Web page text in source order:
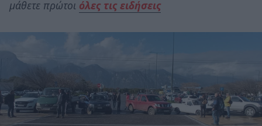
μάθετε πρώτοι όλες τις ειδήσεις